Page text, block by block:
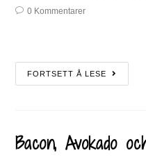
0 Kommentarer
FORTSETT Å LESE
Bacon, Avokado